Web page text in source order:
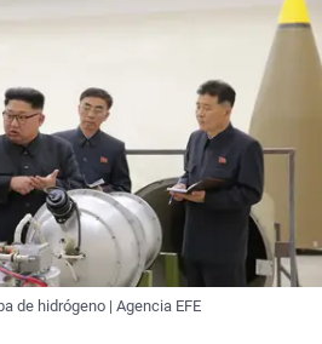
de hidrógeno | Agencia EFE